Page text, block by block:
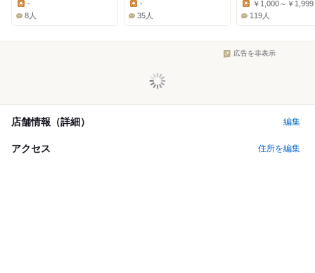
Lunch:
-
8人
Lunch:
-
35人
￥1,000～￥1,999
119人
広告を非表示
店舗情報（詳細） 編集
アクセス 住所を編集